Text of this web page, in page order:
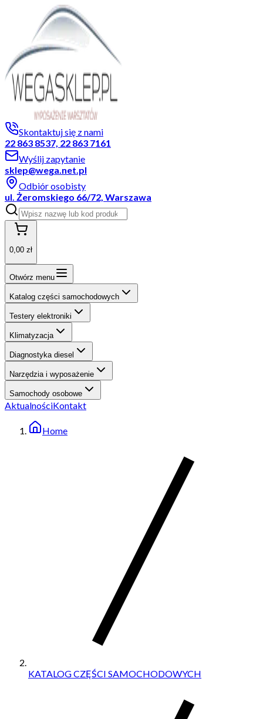
Skontaktuj się z nami
22 863 8537, 22 863 7161
Wyślij zapytanie
sklep@wega.net.pl
Odbiór osobisty
ul. Żeromskiego 66/72, Warszawa
0,00 zł
Otwórz menu
Katalog części samochodowych
Testery elektroniki
Klimatyzacja
Diagnostyka diesel
Narzędzia i wyposażenie
Samochody osobowe
AktualnościKontakt
Home
KATALOG CZĘŚCI SAMOCHODOWYCH